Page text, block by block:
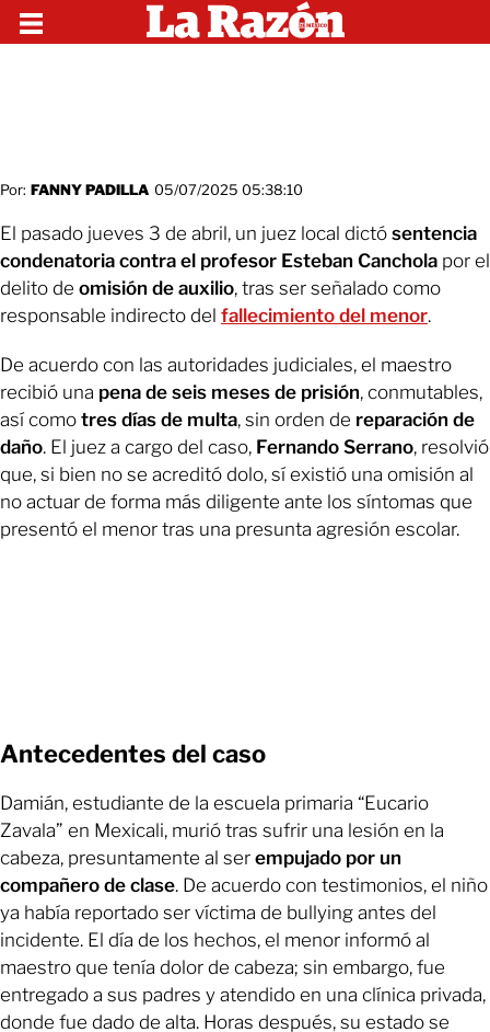
Por: FANNY PADILLA 05/07/2025 05:38:10
El pasado jueves 3 de abril, un juez local dictó sentencia
condenatoria contra el profesor Esteban Canchola por el
delito de omisión de auxilio, tras ser señalado como
responsable indirecto del fallecimiento del menor.
De acuerdo con las autoridades judiciales, el maestro
recibió una pena de seis meses de prisión, conmutables,
así como tres días de multa, sin orden de reparación de
daño. El juez a cargo del caso, Fernando Serrano, resolvió
que, si bien no se acreditó dolo, sí existió una omisión al
no actuar de forma más diligente ante los síntomas que
presentó el menor tras una presunta agresión escolar.
Antecedentes del caso
Damián, estudiante de la escuela primaria “Eucario
Zavala” en Mexicali, murió tras sufrir una lesión en la
cabeza, presuntamente al ser empujado por un
compañero de clase. De acuerdo con testimonios, el niño
ya había reportado ser víctima de bullying antes del
incidente. El día de los hechos, el menor informó al
maestro que tenía dolor de cabeza; sin embargo, fue
entregado a sus padres y atendido en una clínica privada,
donde fue dado de alta. Horas después, su estado se